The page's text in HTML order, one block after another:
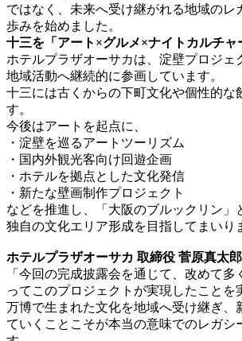
ではなく、未来へ受け継がれる地域のレ
歩みを始めました。
十三を「アート×グルメ×ナイトカルチャ
ホテルプラザオーサカは、淀壁プロジェ
地域活動へ継続的に参画しています。
十三には古くからの下町文化や個性的な
す。
今後はアートを起点に、
・淀壁を巡るアートツーリズム
・国内外観光客向け回遊企画
・ホテルを拠点とした文化発信
・新たな壁画制作プロジェクト
などを推進し、「大阪のブルックリン」
独自の文化エリア形成を目指してまいり
ホテルプラザオーサカ 取締役 菅原真太
「今回の完成披露会を通じて、改めて多
ってこのプロジェクトが実現したことを
万博で生まれた文化を地域へ受け継ぎ、
ていくことこそが本当の意味でのレガシ